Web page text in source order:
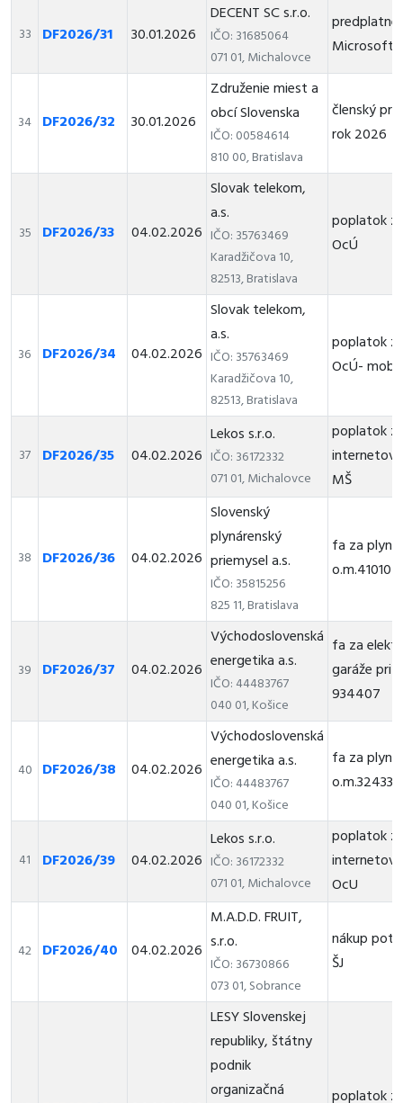
33 DF2026/31 30.01.2026
DECENT SC s.r.o.
IČO: 31685064
071 01, Michalovce
predplatné
Microsoft
34 DF2026/32 30.01.2026
Združenie miest a
obcí Slovenska
IČO: 00584614
810 00, Bratislava
členský
rok 2026
35 DF2026/33 04.02.2026
Slovak telekom,
a.s.
IČO: 35763469
Karadžičova 10,
82513, Bratislava
poplatok
OcÚ
36 DF2026/34 04.02.2026
Slovak telekom,
a.s.
IČO: 35763469
Karadžičova 10,
82513, Bratislava
poplatok
OcÚ- mobil
37 DF2026/35 04.02.2026
Lekos s.r.o.
IČO: 36172332
071 01, Michalovce
poplatok
MŠ
38 DF2026/36 04.02.2026
Slovenský
plynárenský
priemysel a.s.
IČO: 35815256
825 11, Bratislava
fa za plyn
39 DF2026/37 04.02.2026
Východoslovenská
energetika a.s.
IČO: 44483767
040 01, Košice
fa za
garáže pri
934407
40 DF2026/38 04.02.2026
Východoslovenská
energetika a.s.
IČO: 44483767
040 01, Košice
fa za plyn
o.m.324337
41 DF2026/39 04.02.2026
Lekos s.r.o.
IČO: 36172332
071 01, Michalovce
poplatok
OcU
42 DF2026/40 04.02.2026
M.A.D.D. FRUIT,
s.r.o.
IČO: 36730866
073 01, Sobrance
nákup
ŠJ
LESY Slovenskej
republiky, štátny
podnik
organizačná
poplatok